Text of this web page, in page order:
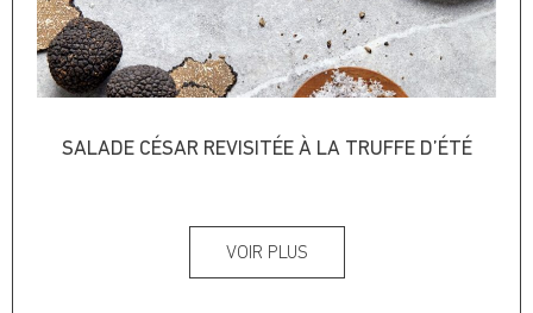
SALADE CÉSAR REVISITÉE À LA TRUFFE D’ÉTÉ
VOIR PLUS